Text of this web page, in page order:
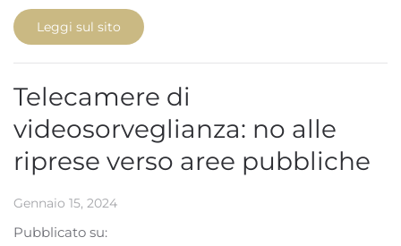
Leggi sul sito
Telecamere di
videosorveglianza: no alle
riprese verso aree pubbliche
Gennaio 15, 2024
Pubblicato su: